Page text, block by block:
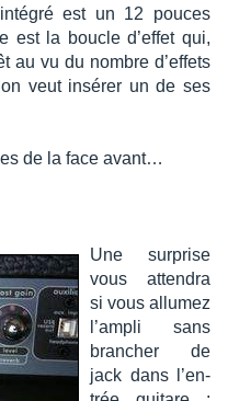
est un 12 pouces
est la boucle d’ef­fet qui,
au vu du nombre d’ef­fets
veut insé­rer un de ses
de la face avant…
Une surprise
vous atten­dra
si vous allu­mez
l’am­pli sans
bran­cher de
jack dans l’en­